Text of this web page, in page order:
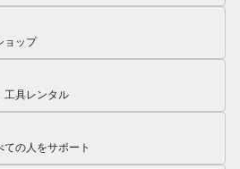
ョップ
工具レンタル
の人をサポート